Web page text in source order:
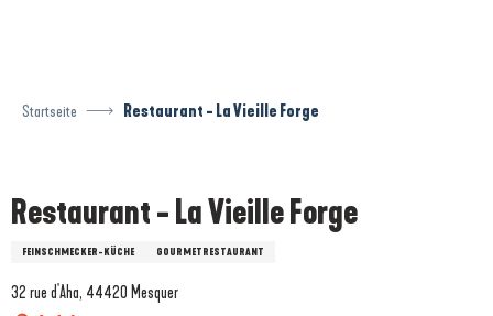
Startseite Restaurant - La Vieille Forge
Restaurant - La Vieille Forge
FEINSCHMECKER-KÜCHE GOURMETRESTAURANT
32 rue d'Aha, 44420 Mesquer